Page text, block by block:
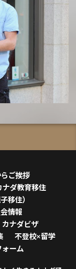
ご挨拶
ナダ教育移住
移住）
情報
カナダビザ
不登校×留学
ーム